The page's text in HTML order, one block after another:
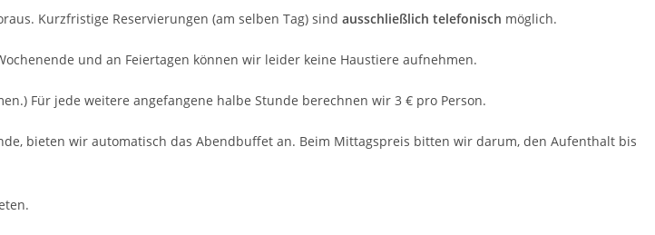
Kurzfristige Reservierungen (am selben Tag) sind ausschließlich telefonisch möglich.
und an Feiertagen können wir leider keine Haustiere aufnehmen.
Für jede weitere angefangene halbe Stunde berechnen wir 3 € pro Person.
bieten wir automatisch das Abendbuffet an. Beim Mittagspreis bitten wir darum, den Aufenthalt bis